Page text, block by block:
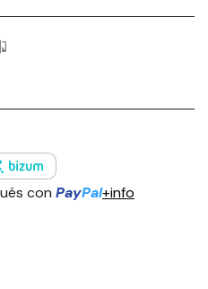
incluidos en tu lista
con PayPal+info